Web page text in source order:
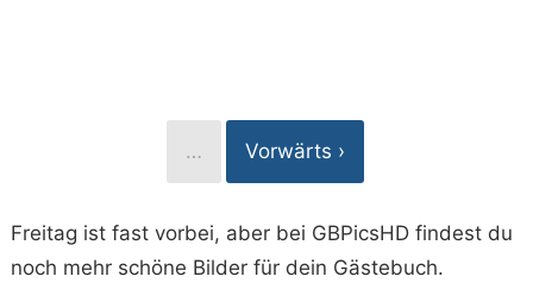
… Vorwärts ›
Freitag ist fast vorbei, aber bei GBPicsHD findest du
noch mehr schöne Bilder für dein Gästebuch.